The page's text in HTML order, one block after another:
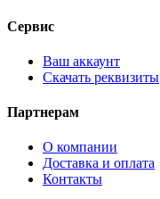
Сервис
Ваш аккаунт
Скачать реквизиты
Партнерам
О компании
Доставка и оплата
Контакты